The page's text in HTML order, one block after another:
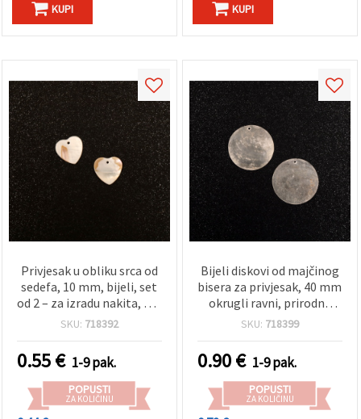
KUPI KUPI
Privjesak u obliku srca od
sedefa, 10 mm, bijeli, set
od 2 – za izradu nakita, DIY
ogrlice i naušnice
SKU: 718392
0.55€ 1-9 pak.
POPUSTI
ZA KOLIČINU
Bijeli diskovi od majčinog
bisera za privjesak, 40 mm
okrugli ravni, prirodna
školjka, polirani — set od
rukotvorine, ogrlice i
naušnice
SKU: 718399
0.90€ 1-9 pak.
POPUSTI
ZA KOLIČINU